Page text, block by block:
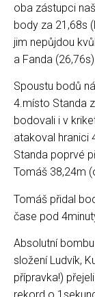
oba zástupci
body za 21,68s
jim nepůjdou
a Fanda (26,76s).
Spoustu bodů
4.místo Standa
bodovali i v
atakoval hranici
Standa poprvé
Tomáš 38,24m
Tomáš přidal
čase pod
Absolutní
složení Ludvík,
přípravka!)